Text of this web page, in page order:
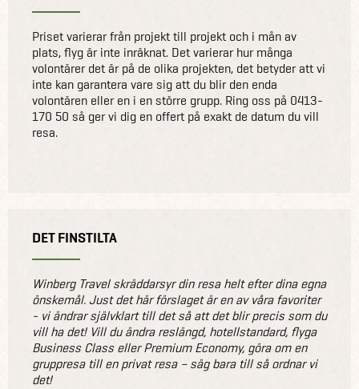
Priset varierar från projekt till projekt och i mån av
plats, flyg är inte inräknat. Det varierar hur många
volontärer det är på de olika projekten, det betyder att vi
inte kan garantera vare sig att du blir den enda
volontären eller en i en större grupp. Ring oss på 0413-
170 50 så ger vi dig en offert på exakt de datum du vill
resa.
DET FINSTILTA
Winberg Travel skräddarsyr din resa helt efter dina egna
önskemål. Just det här förslaget är en av våra favoriter
- vi ändrar självklart till det så att det blir precis som du
vill ha det! Vill du ändra reslängd, hotellstandard, flyga
Business Class eller Premium Economy, göra om en
gruppresa till en privat resa – säg bara till så ordnar vi
det!